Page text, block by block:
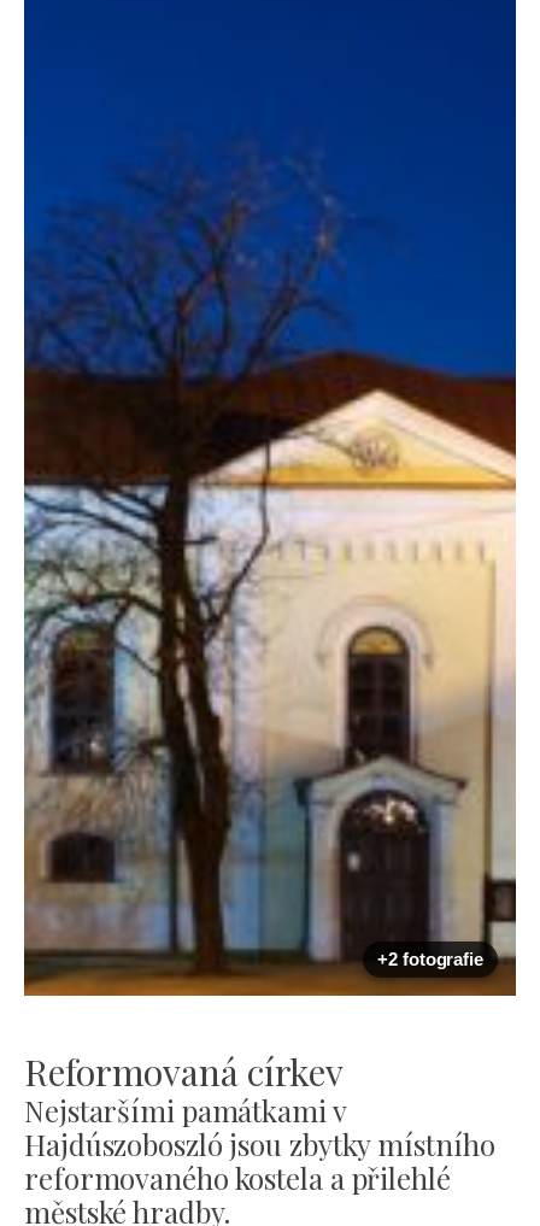
+2 fotografie
Reformovaná církev
Nejstaršími památkami v
Hajdúszoboszló jsou zbytky místního
reformovaného kostela a přilehlé
městské hradby.